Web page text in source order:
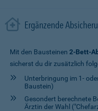
Ergänzende
Mit den Bausteinen 2-Bett-
sicherst du dir zusätzlich
Unterbringung im 1-
Baustein)
Gesondert berechnete
Ärztin der Wahl